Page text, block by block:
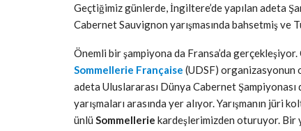
Geçtiğimiz günlerde, İngiltere’de yapılan adeta
Cabernet Sauvignon yarışmasında bahsetmiş ve
Önemli bir şampiyona da Fransa’da
Sommellerie Française (UDSF) organizasyonun
adeta Uluslararası Dünya Cabernet Şampiyonası
yarışmaları arasında yer alıyor. Yarışmanın jüri
ünlü Sommellerie kardeşlerimizden oturuyor. Bir